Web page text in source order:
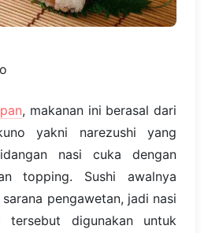
, makanan ini berasal dari
yakni narezushi yang
nasi cuka dengan
topping. Sushi awalnya
pengawetan, jadi nasi
tersebut digunakan untuk